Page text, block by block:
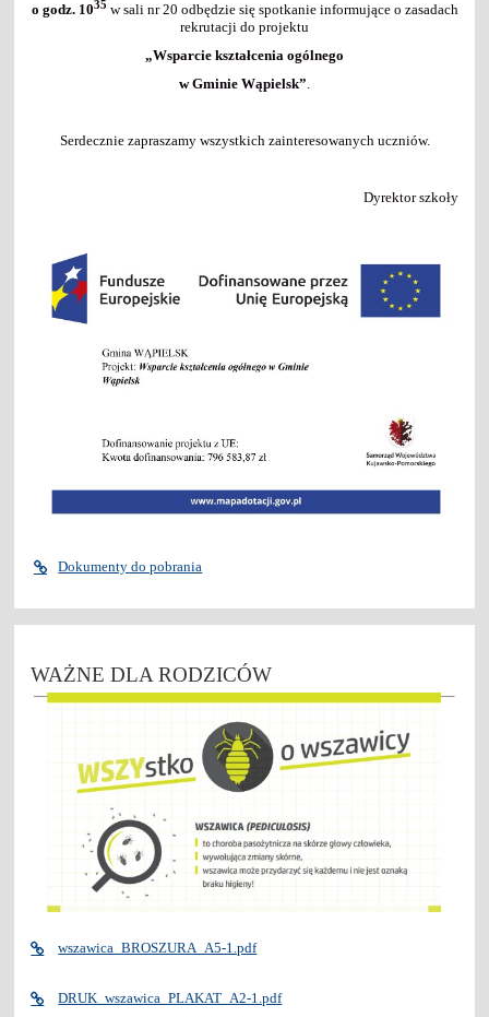
o godz. 1035 w sali nr 20 odbędzie się spotkanie informujące o zasadach
rekrutacji do projektu
„Wsparcie kształcenia ogólnego
w Gminie Wąpielsk”.
Serdecznie zapraszamy wszystkich zainteresowanych uczniów.
Dyrektor szkoły
Dokumenty do pobrania
WAŻNE DLA RODZICÓW
wszawica_BROSZURA_A5-1.pdf
DRUK_wszawica_PLAKAT_A2-1.pdf